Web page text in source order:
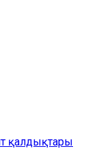
қалдықтары